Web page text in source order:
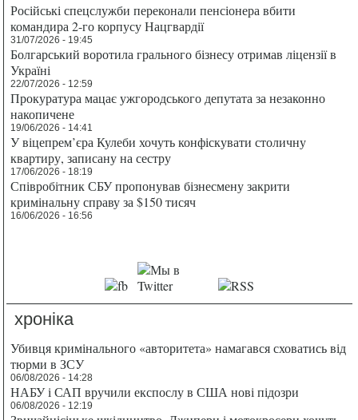
Російські спецслужби переконали пенсіонера вбити
командира 2-го корпусу Нацгвардії
31/07/2026 - 19:45
Болгарський воротила грального бізнесу отримав ліцензії в
Україні
22/07/2026 - 12:59
Прокуратура мацає ужгородського депутата за незаконно
накопичене
19/06/2026 - 14:41
У віцепрем’єра Кулеби хочуть конфіскувати столичну
квартиру, записану на сестру
17/06/2026 - 18:19
Співробітник СБУ пропонував бізнесмену закрити
кримінальну справу за $150 тисяч
16/06/2026 - 16:56
хроніка
Убивця кримінального «авторитета» намагався сховатись від
тюрми в ЗСУ
06/08/2026 - 14:28
НАБУ і САП вручили експослу в США нові підозри
06/08/2026 - 12:19